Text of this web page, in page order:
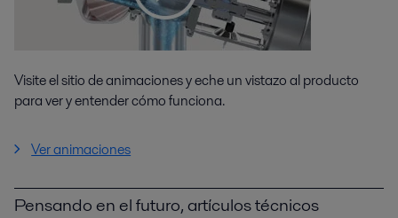
Visite el sitio de animaciones y eche un vistazo al producto
para ver y entender cómo funciona.
Ver animaciones
Pensando en el futuro, artículos técnicos